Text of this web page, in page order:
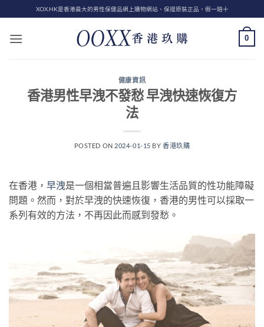
to
content
XOX.HK是香港最大的男性保健品網上購物網站、保證原裝正品，假一賠十
0
健康資訊
香港男性早洩不發愁 早洩快速恢復方
法
POSTED ON 2024-01-15 BY香港玖購
在香港， 早洩是一個相當普遍且影響生活品質的性功能障礙
問題。然而，對於早洩的快速恢復，香港的男性可以採取一
系列有效的方法，不再因此而感到發愁。